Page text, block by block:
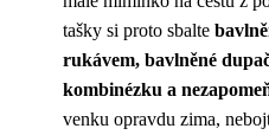
tašky si proto sbalte
rukávem, bavlněné
kombinézku a
venku opravdu zima,